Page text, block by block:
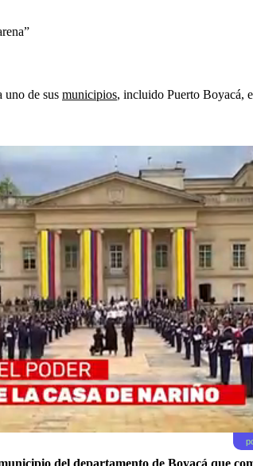
uno de sus municipios, incluido Puerto Boyacá,
del departamento de Boyacá que